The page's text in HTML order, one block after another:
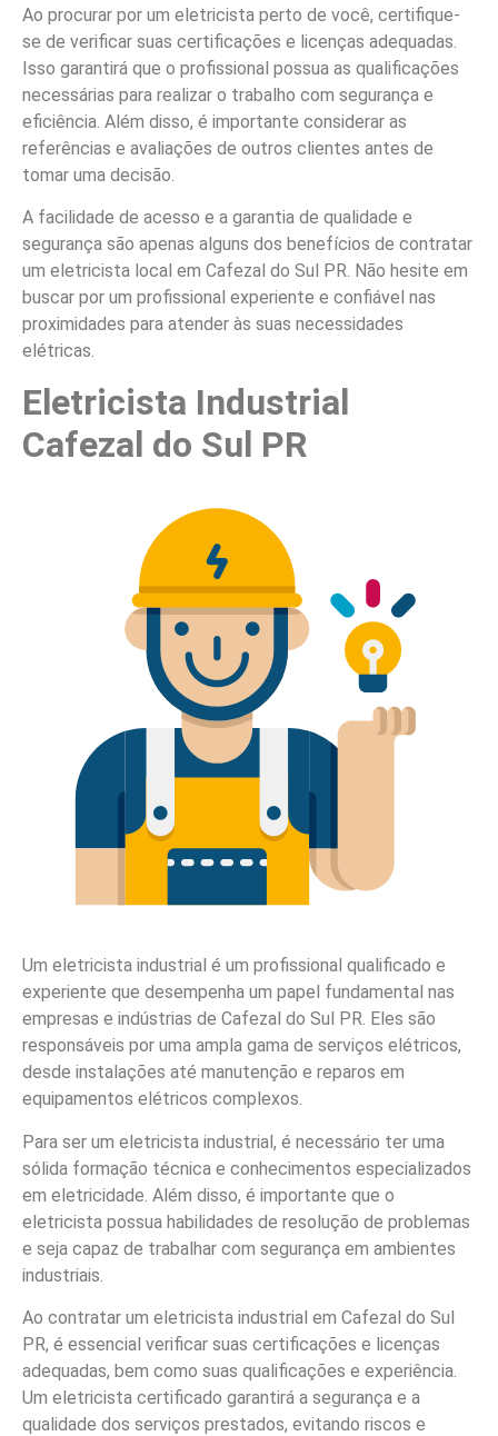
Ao procurar por um eletricista perto de você, certifique-
se de verificar suas certificações e licenças adequadas.
Isso garantirá que o profissional possua as qualificações
necessárias para realizar o trabalho com segurança e
eficiência. Além disso, é importante considerar as
referências e avaliações de outros clientes antes de
tomar uma decisão.
A facilidade de acesso e a garantia de qualidade e
segurança são apenas alguns dos benefícios de contratar
um eletricista local em Cafezal do Sul PR. Não hesite em
buscar por um profissional experiente e confiável nas
proximidades para atender às suas necessidades
elétricas.
Eletricista Industrial
Cafezal do Sul PR
Um eletricista industrial é um profissional qualificado e
experiente que desempenha um papel fundamental nas
empresas e indústrias de Cafezal do Sul PR. Eles são
responsáveis por uma ampla gama de serviços elétricos,
desde instalações até manutenção e reparos em
equipamentos elétricos complexos.
Para ser um eletricista industrial, é necessário ter uma
sólida formação técnica e conhecimentos especializados
em eletricidade. Além disso, é importante que o
eletricista possua habilidades de resolução de problemas
e seja capaz de trabalhar com segurança em ambientes
industriais.
Ao contratar um eletricista industrial em Cafezal do Sul
PR, é essencial verificar suas certificações e licenças
adequadas, bem como suas qualificações e experiência.
Um eletricista certificado garantirá a segurança e a
qualidade dos serviços prestados, evitando riscos e